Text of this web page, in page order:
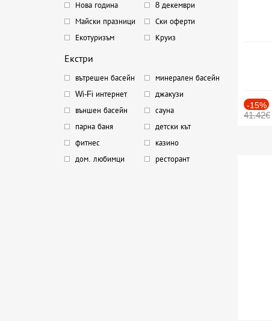
Нова година
8 декември
Майски празници
Ски оферти
Екотуризъм
Круиз
Екстри
вътрешен басейн
минерален басейн
Wi-Fi интернет
джакузи
външен басейн
сауна
парна баня
детски кът
фитнес
казино
дом. любимци
ресторант
-15%
41.42€